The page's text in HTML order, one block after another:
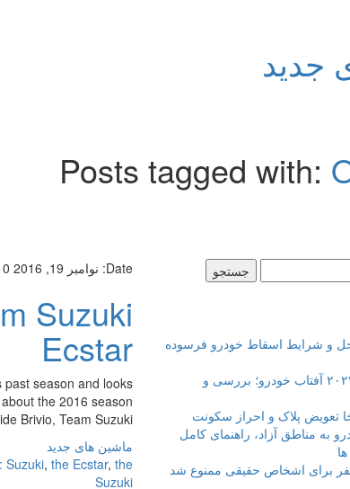
جدید
Posts tagged with:
Date: نوامبر 19, 2016 0
Suzuki
Ecstar
past season and looks
the 2016 season
Team Suzuki […]
ماشین های جدید
Suzuki, the Ecstar, the
Suzuki
و شرایط اسقاط خودرو فرسوده
مزدا CX-30 مدل ۲۰۲۴ آفتاب خودرو؛ بررسی و
تعویض پلاک و احراز سکونت
به مناطق آزاد، راهنمای کامل
برای اشخاص حقیقی ممنوع شد